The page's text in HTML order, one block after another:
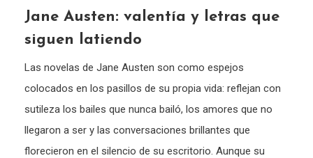
Jane Austen: valentía y letras que
siguen latiendo
Las novelas de Jane Austen son como espejos
colocados en los pasillos de su propia vida: reflejan con
sutileza los bailes que nunca bailó, los amores que no
llegaron a ser y las conversaciones brillantes que
florecieron en el silencio de su escritorio. Aunque su